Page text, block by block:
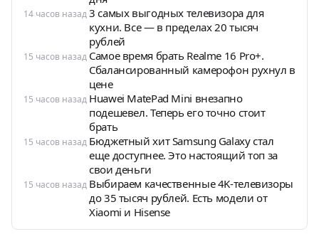
14 часов назад3 самых выгодных телевизора для
кухни. Все — в пределах 20 тысяч
рублей
15 часов назад Самое время брать Realme 16 Pro+.
Сбалансированный камерофон рухнул в
цене
15 часов назад Huawei MatePad Mini внезапно
подешевел. Теперь его точно стоит
брать
15 часов назад Бюджетный хит Samsung Galaxy стал
еще доступнее. Это настоящий топ за
свои деньги
15 часов назад Выбираем качественные 4K-телевизоры
до 35 тысяч рублей. Есть модели от
Xiaomi и Hisense